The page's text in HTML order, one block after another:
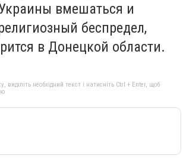
вмешаться и
беспредел,
в Донецкой области.
необхідний текст і натисніть Ctrl + Enter, щоб